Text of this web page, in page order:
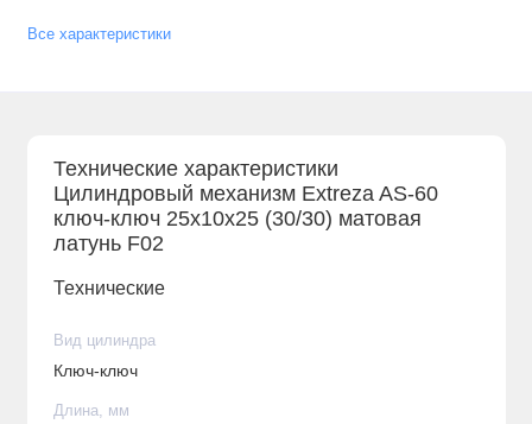
Все характеристики
Технические характеристики
Цилиндровый механизм Extreza AS-60
ключ-ключ 25x10x25 (30/30) матовая
латунь F02
Технические
Вид цилиндра
Ключ-ключ
Длина, мм